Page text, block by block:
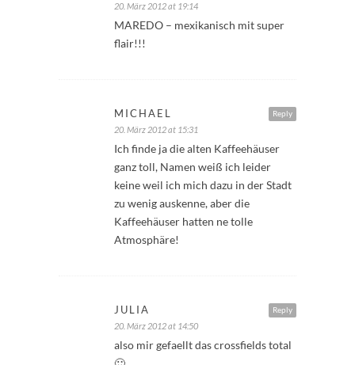
20. März 2012 at 19:14
MAREDO – mexikanisch mit super
flair!!!
Reply
MICHAEL
20. März 2012 at 15:31
Ich finde ja die alten Kaffeehäuser
ganz toll, Namen weiß ich leider
keine weil ich mich dazu in der Stadt
zu wenig auskenne, aber die
Kaffeehäuser hatten ne tolle
Atmosphäre!
Reply
JULIA
20. März 2012 at 14:50
also mir gefaellt das crossfields total